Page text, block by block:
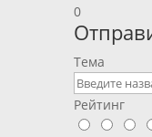
0
Тема
Рейтинг